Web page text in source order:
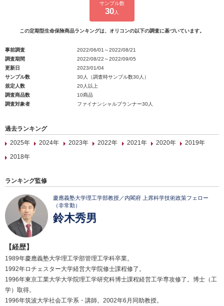
サンプル数
30 人
この定期型生命保険商品ランキングは、オリコンの以下の調査に基づいています。
事前調査
2022/06/01～2022/08/21
調査期間
2022/08/22～2022/09/05
更新日
2023/01/04
サンプル数
30人（調査時サンプル数30人）
規定人数
20人以上
調査商品数
10商品
調査対象者
ファイナンシャルプランナー30人
過去ランキング
2025年
2024年 2023年 2022年 2021年 2020年
2019年
2018年
ランキング監修
慶應義塾大学理工学部教授／内閣府 上席科学技術政策フェロー
（非常勤）
鈴木秀男
【経歴】
1989年慶應義塾大学理工学部管理工学科卒業。
1992年ロチェスター大学経営大学院修士課程修了。
1996年東京工業大学大学院理工学研究科博士課程経営工学専攻修了。博士（工
学）取得。
1996年筑波大学社会工学系・講師。2002年6月同助教授。